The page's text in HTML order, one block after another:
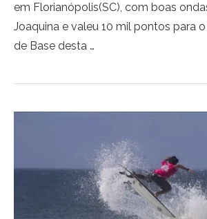
em Florianópolis(SC), com boas
Joaquina e valeu 10 mil pontos para
de Base desta …